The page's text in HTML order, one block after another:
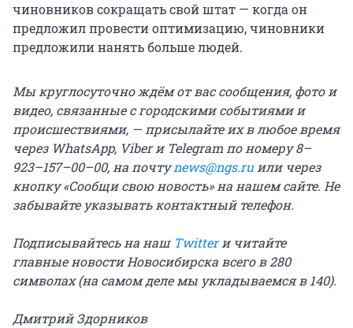
чиновников сокращать свой штат — когда он
предложил провести оптимизацию, чиновники
предложили нанять больше людей.
Мы круглосуточно ждём от вас сообщения, фото и
видео, связанные с городскими событиями и
происшествиями, — присылайте их в любое время
через WhatsApp, Viber и Telegram по номеру 8–
923–157–00–00, на почтуnews@ngs.ruили через
кнопку «Сообщи свою новость» на нашем сайте. Не
забывайте указывать контактный телефон.
Подписывайтесь на наш Twitterи читайте
главные новости Новосибирска всего в 280
символах (на самом деле мы укладываемся в 140).
Дмитрий Здорников